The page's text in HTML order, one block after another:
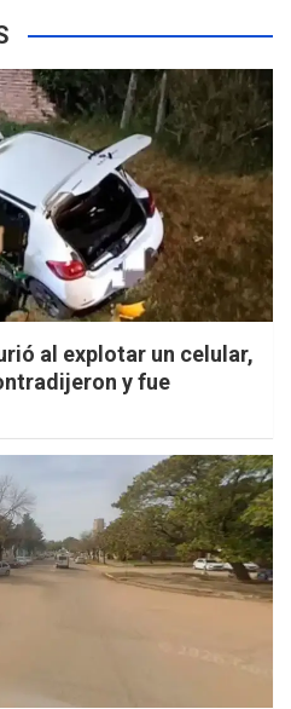
al explotar un celular,
y fue